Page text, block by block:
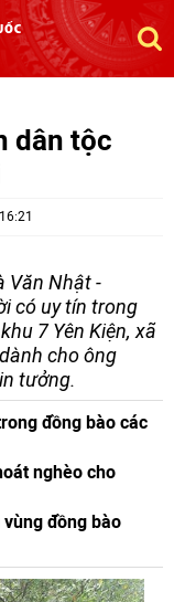
dân tộc
Văn Nhật -
có uy tín trong
7 Yên Kiện, xã
cho ông
tưởng.
đồng bào các
nghèo cho
đồng bào